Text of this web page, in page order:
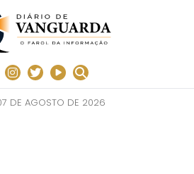
DE AGOSTO DE 2026